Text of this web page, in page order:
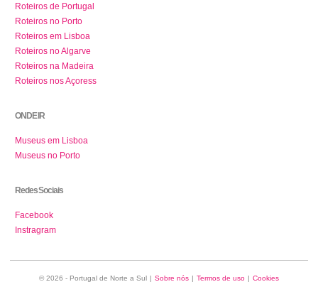
Roteiros de Portugal
Roteiros no Porto
Roteiros em Lisboa
Roteiros no Algarve
Roteiros na Madeira
Roteiros nos Açoress
ONDE IR
Museus em Lisboa
Museus no Porto
Redes Sociais
Facebook
Instragram
© 2026 - Portugal de Norte a Sul | Sobre nós | Termos de uso | Cookies